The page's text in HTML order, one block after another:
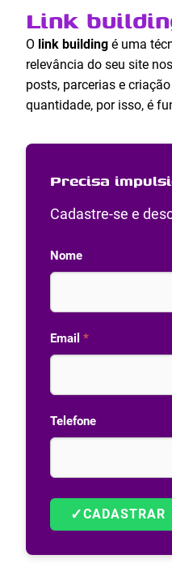
Link
O link building é uma
relevância do seu site
posts, parcerias e
quantidade, por isso, é
Precisa
Cadastre-se e
Nome
Email *
Telefone
✓CADASTRAR